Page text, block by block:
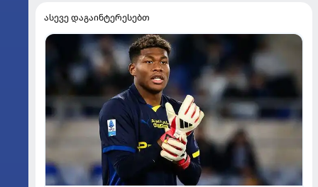
ასევე დაგაინტერესებთ